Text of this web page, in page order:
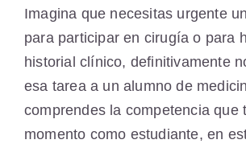
Imagina que necesitas urgente
para participar en cirugía o para
historial clínico, definitivamente
esa tarea a un alumno de
comprendes la competencia que
momento como estudiante, en